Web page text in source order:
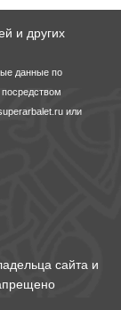
и других
данные по
или
сайта и